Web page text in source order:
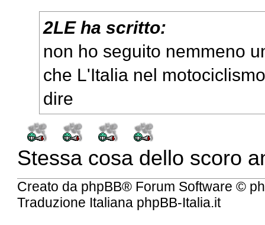
2LE ha scritto:
non ho seguito nemmeno
che L'Italia nel
dire
Stessa cosa dello scoro
Creato da phpBB® Forum Software ©
Traduzione Italiana phpBB-Italia.it